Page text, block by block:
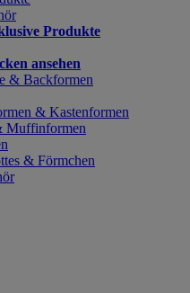
Produkte
ansehen
& Backformen
& Kastenformen
Muffinformen
& Förmchen